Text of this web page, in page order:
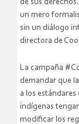
de sus
un mero
sin un diálogo
directora de
La campaña #
demandar que
a los
indígenas
modificar los